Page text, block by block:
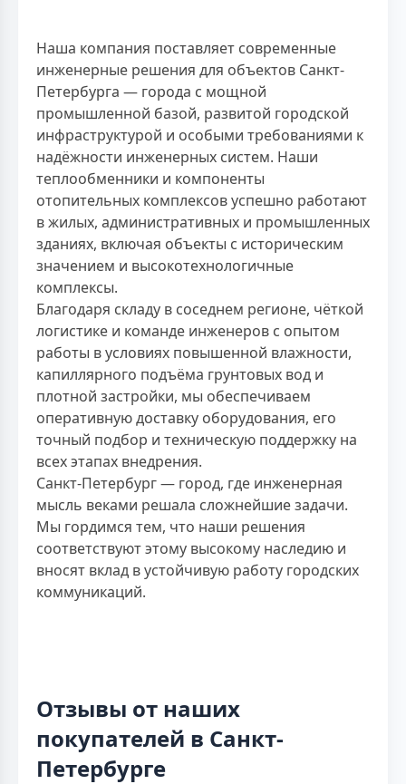
Наша компания поставляет современные
инженерные решения для объектов Санкт-
Петербурга — города с мощной
промышленной базой, развитой городской
инфраструктурой и особыми требованиями к
надёжности инженерных систем. Наши
теплообменники и компоненты
отопительных комплексов успешно работают
в жилых, административных и промышленных
зданиях, включая объекты с историческим
значением и высокотехнологичные
комплексы.
Благодаря складу в соседнем регионе, чёткой
логистике и команде инженеров с опытом
работы в условиях повышенной влажности,
капиллярного подъёма грунтовых вод и
плотной застройки, мы обеспечиваем
оперативную доставку оборудования, его
точный подбор и техническую поддержку на
всех этапах внедрения.
Санкт-Петербург — город, где инженерная
мысль веками решала сложнейшие задачи.
Мы гордимся тем, что наши решения
соответствуют этому высокому наследию и
вносят вклад в устойчивую работу городских
коммуникаций.
Отзывы от наших
покупателей в Санкт-
Петербурге